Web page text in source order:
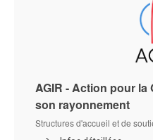
AGIR - Action pour la
son rayonnement
Structures d'accueil et de